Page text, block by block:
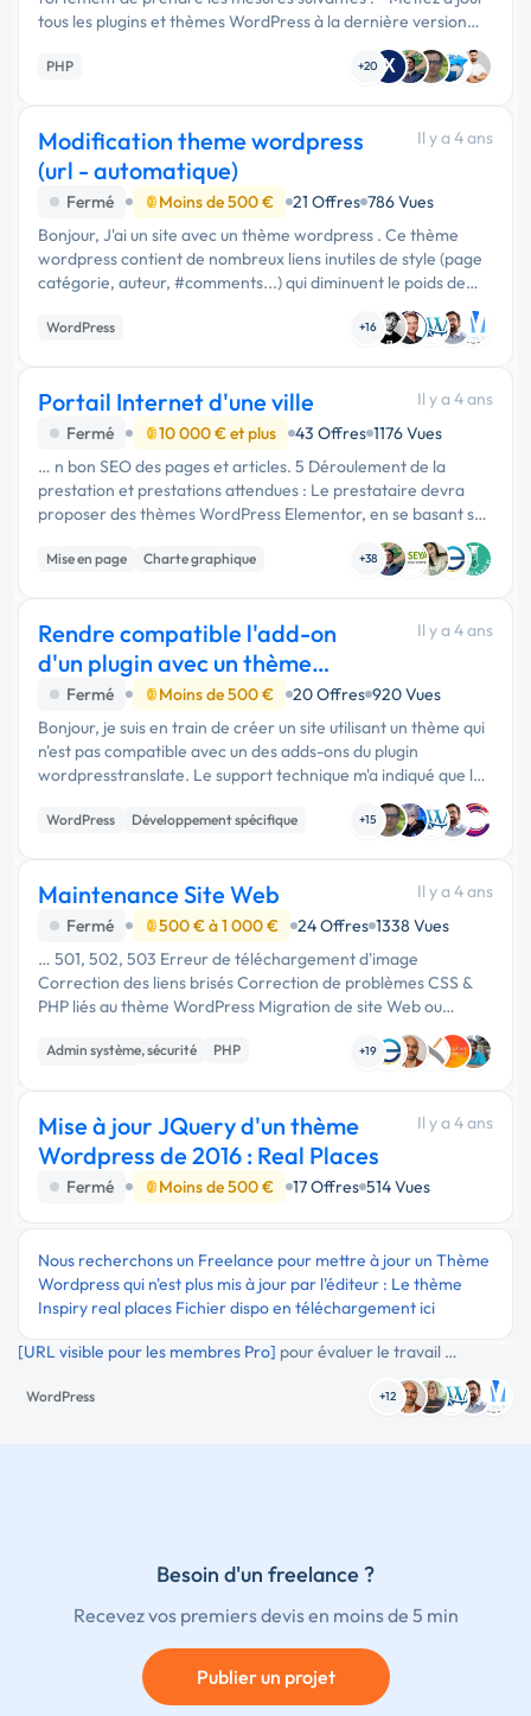
tous les plugins et thèmes WordPress à la dernière version
disponible. - Scanner votre site WordPress à l'aide d'un
logiciel …
PHP +20 X
Modification theme wordpress
(url - automatique)
Il y a 4 ans
Fermé Moins de 500 € 21 Offres 786 Vues
Bonjour, J'ai un site avec un thème wordpress . Ce thème
wordpress contient de nombreux liens inutiles de style (page
catégorie, auteur, #comments...) qui diminuent le poids de
mes autres pages. Je recherche quelqu'un pour me
supprimer ces …
WordPress +16
Portail Internet d'une ville
Il y a 4 ans
Fermé
10 000 € et plus 43 Offres 1176 Vues
… n bon SEO des pages et articles. 5 Déroulement de la
prestation et prestations attendues : Le prestataire devra
proposer des thèmes WordPress Elementor, en se basant sur
les références, de la charte graphique et des maquettes du
client. Une …
Mise en page Charte graphique +38
Rendre compatible l'add-on
d'un plugin avec un thème
wordpress
Il y a 4 ans
Fermé Moins de 500 € 20 Offres 920 Vues
Bonjour, je suis en train de créer un site utilisant un thème qui
n'est pas compatible avec un des adds-ons du plugin
wordpresstranslate. Le support technique m'a indiqué que le
problème vient du fait que le thème n'utilise pas
wp_nav_menus ...
WordPress Développement spécifique +15
Maintenance Site Web
Il y a 4 ans
Fermé
500 € à 1 000 € 24 Offres 1338 Vues
… 501, 502, 503 Erreur de téléchargement d'image
Correction des liens brisés Correction de problèmes CSS &
PHP liés au thème WordPress Migration de site Web ou
sauvegarde Correction d'erreurs WordPress (écran blanc,
page non chargée, …
Admin système, sécurité
PHP
+19
Mise à jour JQuery d'un thème
Wordpress de 2016 : Real Places
Il y a 4 ans
Fermé Moins de 500 € 17 Offres 514 Vues
Nous recherchons un Freelance pour mettre à jour un Thème
Wordpress qui n'est plus mis à jour par l'éditeur : Le thème
Inspiry real places Fichier dispo en téléchargement ici
[URL visible pour les membres Pro] pour évaluer le travail …
WordPress +12
Besoin d'un freelance ?
Recevez vos premiers devis en moins de 5 min
Publier un projet